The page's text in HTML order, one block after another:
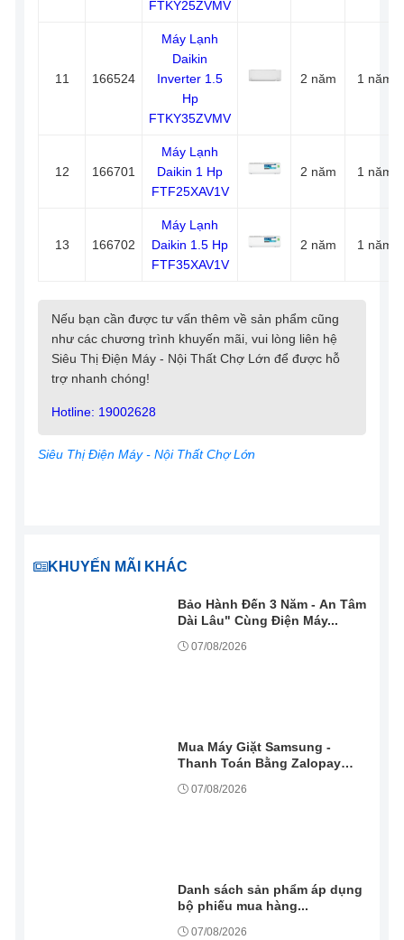
FTKY25ZVMV
11 166524
Máy Lạnh
Daikin
Inverter 1.5
Hp
FTKY35ZVMV
2 năm 1 năm
12 166701
Máy Lạnh
Daikin 1 Hp
FTF25XAV1V
2 năm 1 năm
13 166702
Máy Lạnh
Daikin 1.5 Hp
FTF35XAV1V
2 năm 1 năm
Nếu bạn cần được tư vấn thêm về sản phẩm cũng
như các chương trình khuyến mãi, vui lòng liên hệ
Siêu Thị Điện Máy - Nội Thất Chợ Lớn để được hỗ
trợ nhanh chóng!
Hotline: 19002628
Siêu Thị Điện Máy - Nội Thất Chợ Lớn
KHUYẾN MÃI KHÁC
Bảo Hành Đến 3 Năm - An Tâm
Dài Lâu" Cùng Điện Máy...
07/08/2026
Mua Máy Giặt Samsung -
Thanh Toán Bằng Zalopay
07/08/2026
Danh sách sản phẩm áp dụng
bộ phiếu mua hàng...
07/08/2026